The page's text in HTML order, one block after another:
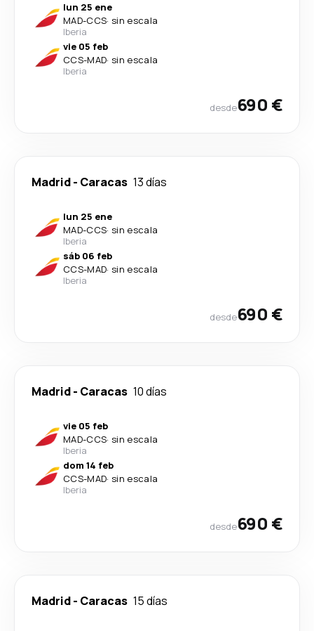
lun 25 ene
MAD-CCS· sin escala
Iberia
vie 05 feb
CCS-MAD· sin escala
Iberia
desde690 €
Madrid- Caracas 13 días
lun 25 ene
MAD-CCS· sin escala
Iberia
sáb 06 feb
CCS-MAD· sin escala
Iberia
desde690 €
Madrid- Caracas 10 días
vie 05 feb
MAD-CCS· sin escala
Iberia
dom 14 feb
CCS-MAD· sin escala
Iberia
desde690 €
Madrid- Caracas 15 días